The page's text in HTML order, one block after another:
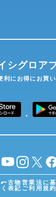
シグロア
利にお得にお買い
YouTubeinstagram
X
古物営業法に
表記 ご利用規約